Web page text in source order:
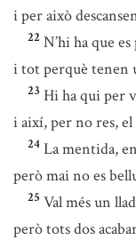
i per això
22 N’hi ha que
i tot perquè tenen
23 Hi ha qui per
i així, per no res,
24 La mentida,
però mai no es
25 Val més un
però tots dos